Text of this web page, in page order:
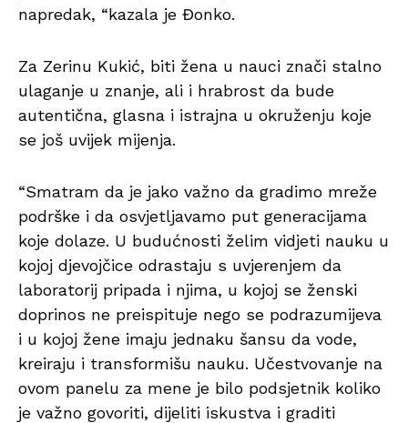
napredak, “kazala je Đonko.
Za Zerinu Kukić, biti žena u nauci znači stalno
ulaganje u znanje, ali i hrabrost da bude
autentična, glasna i istrajna u okruženju koje
se još uvijek mijenja.
“Smatram da je jako važno da gradimo mreže
podrške i da osvjetljavamo put generacijama
koje dolaze. U budućnosti želim vidjeti nauku u
kojoj djevojčice odrastaju s uvjerenjem da
laboratorij pripada i njima, u kojoj se ženski
doprinos ne preispituje nego se podrazumijeva
i u kojoj žene imaju jednaku šansu da vode,
kreiraju i transformišu nauku. Učestvovanje na
ovom panelu za mene je bilo podsjetnik koliko
je važno govoriti, dijeliti iskustva i graditi